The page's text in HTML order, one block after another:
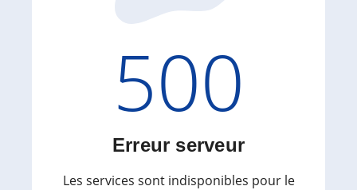
Code
500
Erreur serveur
Les services sont indisponibles pour le